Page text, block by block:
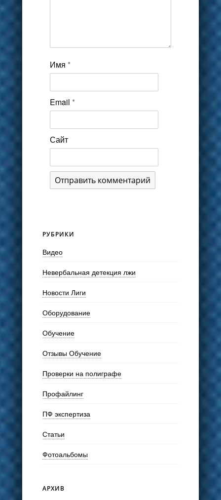
Имя *
Email *
Сайт
РУБРИКИ
Видео
Невербальная детекция лжи
Новости Лиги
Оборудование
Обучение
Отзывы Обучение
Проверки на полиграфе
Профайлинг
ПФ экспертиза
Статьи
Фотоальбомы
АРХИВ